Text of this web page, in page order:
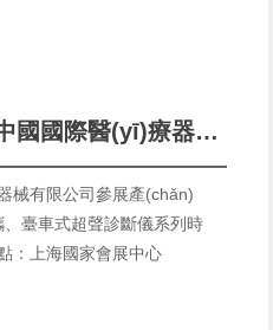
第87屆CMEF(春季)中國國際醫(yī)療器械博覽會,先鋒醫(yī)療誠邀您的到來(2023.5.14-2023.5.17)
械有限公司參展產(chǎn)
、臺車式超聲診斷儀系列時
：上海國家會展中心